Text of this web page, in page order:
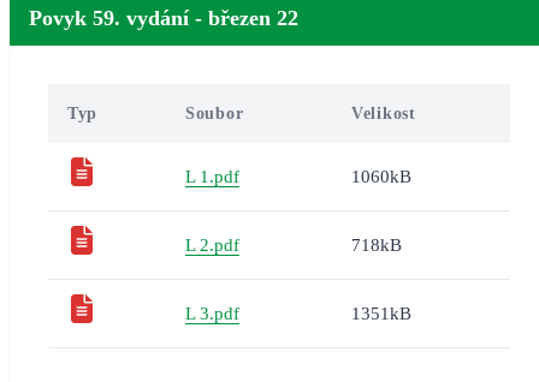
Povyk 59. vydání - březen 22
Typ Soubor Velikost
L 1.pdf 1060kB
L 2.pdf 718kB
L 3.pdf 1351kB